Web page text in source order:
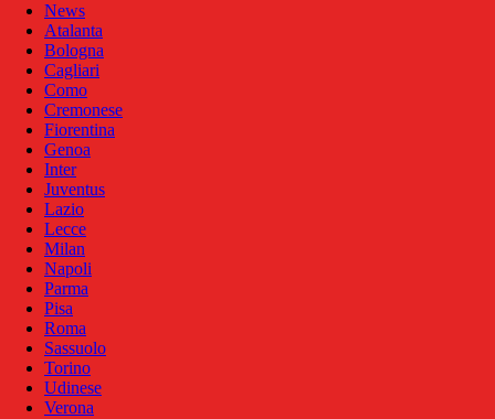
News
Atalanta
Bologna
Cagliari
Como
Cremonese
Fiorentina
Genoa
Inter
Juventus
Lazio
Lecce
Milan
Napoli
Parma
Pisa
Roma
Sassuolo
Torino
Udinese
Verona